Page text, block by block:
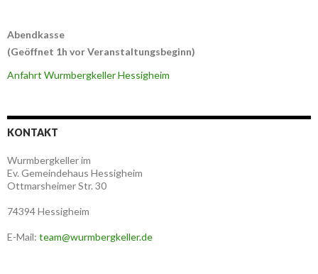
Abendkasse
(Geöffnet 1h vor Veranstaltungsbeginn)
Anfahrt Wurmbergkeller Hessigheim
KONTAKT
Wurmbergkeller im
Ev. Gemeindehaus Hessigheim
Ottmarsheimer Str. 30
74394 Hessigheim
E-Mail: team@wurmbergkeller.de